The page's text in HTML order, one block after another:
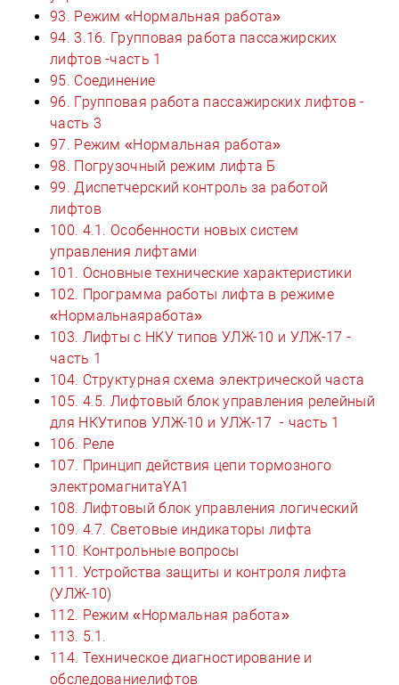
93. Режим «Нормальная работа»
94. 3.16. Групповая работа пассажирских
лифтов -часть 1
95. Соединение
96. Групповая работа пассажирских лифтов -
часть 3
97. Режим «Нормальная работа»
98. Погрузочный режим лифта Б
99. Диспетчерский контроль за работой
лифтов
100. 4.1. Особенности новых систем
управления лифтами
101. Основные технические характеристики
102. Программа работы лифта в режиме
«Нормальнаяработа»
103. Лифты с НКУ типов УЛЖ-10 и УЛЖ-17 -
часть 1
104. Структурная схема электрической часта
105. 4.5. Лифтовый блок управления релейный
для НКУтипов УЛЖ-10 и УЛЖ-17 - часть 1
106. Реле
107. Принцип действия цепи тормозного
электромагнитаYA1
108. Лифтовый блок управления логический
109. 4.7. Световые индикаторы лифта
110. Контрольные вопросы
111. Устройства защиты и контроля лифта
(УЛЖ-10)
112. Режим «Нормальная работа»
113. 5.1.
114. Техническое диагностирование и
обследованиелифтов